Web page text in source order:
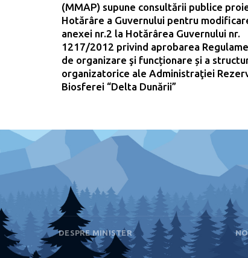
(MMAP) supune consultării publice
Hotărâre a Guvernului pentru
anexei nr.2 la Hotărârea Guvernului nr.
1217/2012 privind aprobarea
de organizare şi funcționare și a
organizatorice ale Administraţiei
Biosferei “Delta Dunării”
DESPRE MINISTER